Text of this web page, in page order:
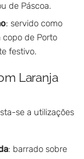
de Páscoa.
: servido como
de Porto
festivo.
Laranja
se a utilizações
: barrado sobre